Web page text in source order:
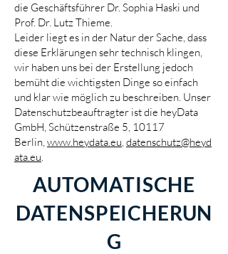
die Geschäftsführer Dr. Sophia Haski und
Prof. Dr. Lutz Thieme.
Leider liegt es in der Natur der Sache, dass
diese Erklärungen sehr technisch klingen,
wir haben uns bei der Erstellung jedoch
bemüht die wichtigsten Dinge so einfach
und klar wie möglich zu beschreiben. Unser
Datenschutzbeauftragter ist die heyData
GmbH, Schützenstraße 5, 10117
Berlin, www.heydata.eu, datenschutz@heyd
ata.eu.
AUTOMATISCHE
DATENSPEICHERUN
G